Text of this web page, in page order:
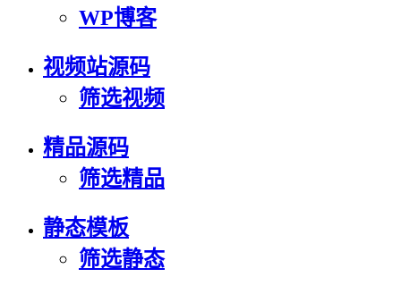
WP博客
视频站源码
筛选视频
精品源码
筛选精品
静态模板
筛选静态